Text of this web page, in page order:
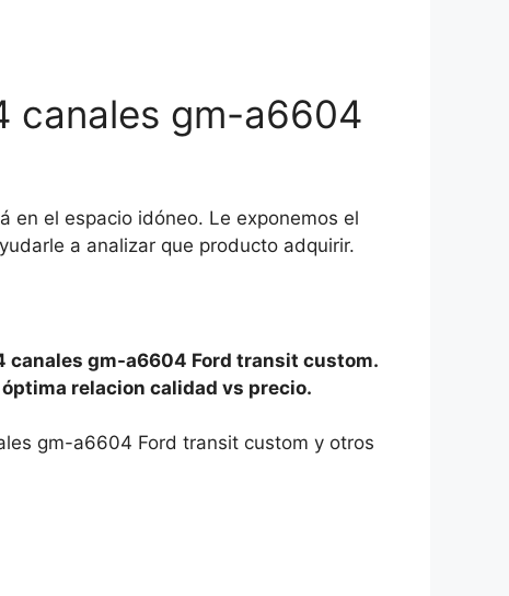
canales gm-a6604
en el espacio idóneo. Le exponemos el
a analizar que producto adquirir.
canales gm-a6604 Ford transit custom.
óptima relacion calidad vs precio.
gm-a6604 Ford transit custom y otros